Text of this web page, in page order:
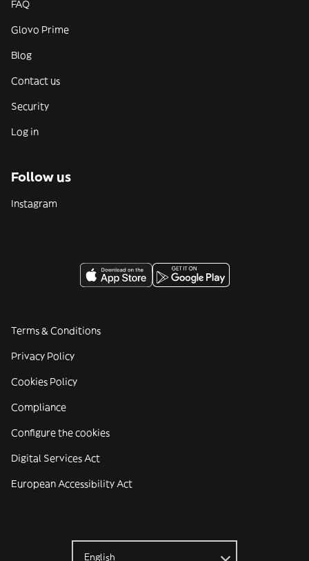
FAQ
Glovo Prime
Blog
Contact us
Security
Log in
Follow us
Instagram
Terms & Conditions
Privacy Policy
Cookies Policy
Compliance
Configure the cookies
Digital Services Act
European Accessibility Act